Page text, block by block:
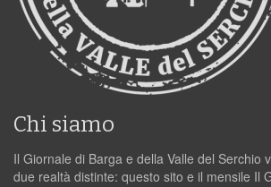
Chi siamo
Il Giornale di Barga e della Valle del Serchio
due realtà distinte: questo sito e il mensile Il